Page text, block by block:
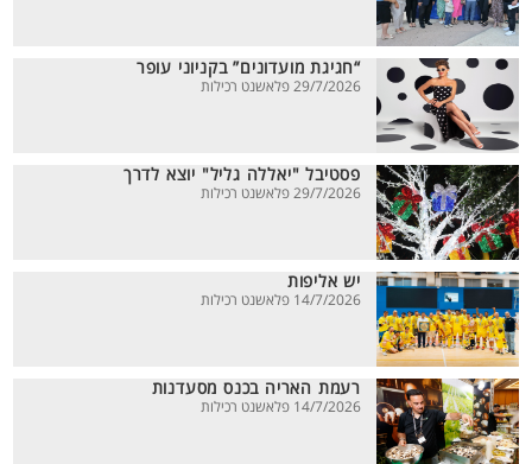
“חגיגת מועדונים” בקניוני עופר
29/7/2026 פלאשנט רכילות
פסטיבל "יאללה גליל" יוצא לדרך
29/7/2026 פלאשנט רכילות
יש אליפות
14/7/2026 פלאשנט רכילות
רעמת האריה בכנס מסעדנות
14/7/2026 פלאשנט רכילות